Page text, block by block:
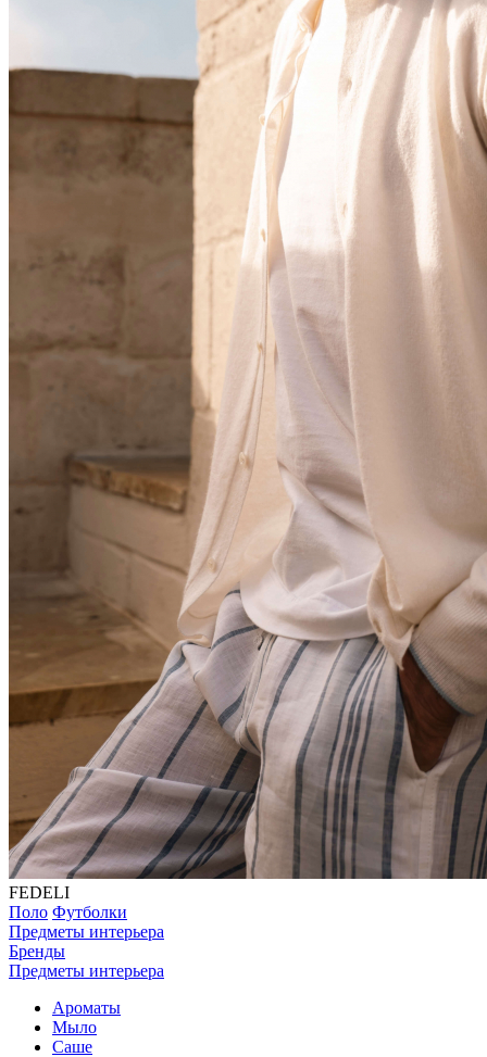
FEDELI
Поло Футболки
Предметы интерьера
Бренды
Предметы интерьера
Ароматы
Мыло
Саше